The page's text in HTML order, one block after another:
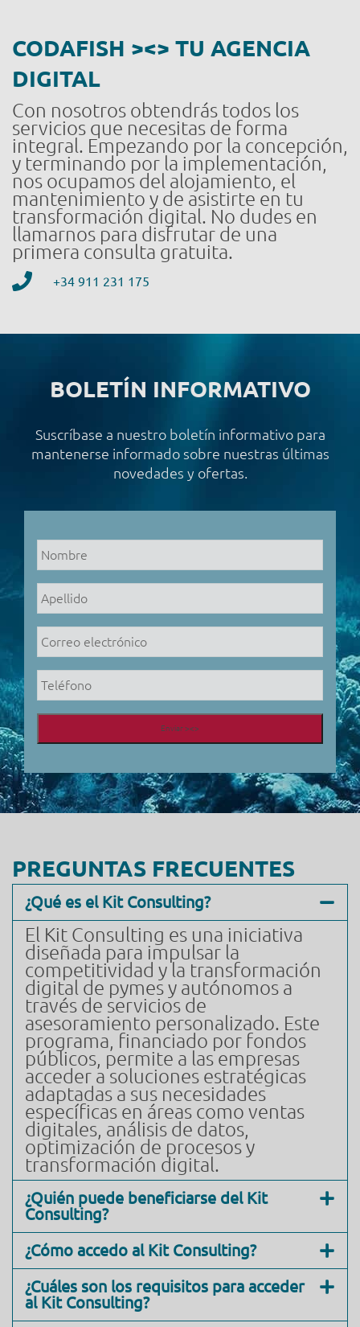
CODAFISH ><> TU AGENCIA
DIGITAL
Con nosotros obtendrás todos los
servicios que necesitas de forma
integral. Empezando por la concepción,
y terminando por la implementación,
nos ocupamos del alojamiento, el
mantenimiento y de asistirte en tu
transformación digital. No dudes en
llamarnos para disfrutar de una
primera consulta gratuita.
+34 911 231 175
BOLETÍN INFORMATIVO
Suscríbase a nuestro boletín informativo para
mantenerse informado sobre nuestras últimas
novedades y ofertas.
Enviar ><>
PREGUNTAS FRECUENTES
¿Qué es el Kit Consulting?
El Kit Consulting es una iniciativa
diseñada para impulsar la
competitividad y la transformación
digital de pymes y autónomos a
través de servicios de
asesoramiento personalizado. Este
programa, financiado por fondos
públicos, permite a las empresas
acceder a soluciones estratégicas
adaptadas a sus necesidades
específicas en áreas como ventas
digitales, análisis de datos,
optimización de procesos y
transformación digital.
¿Quién puede beneficiarse del Kit
Consulting?
¿Cómo accedo al Kit Consulting?
¿Cuáles son los requisitos para acceder
al Kit Consulting?